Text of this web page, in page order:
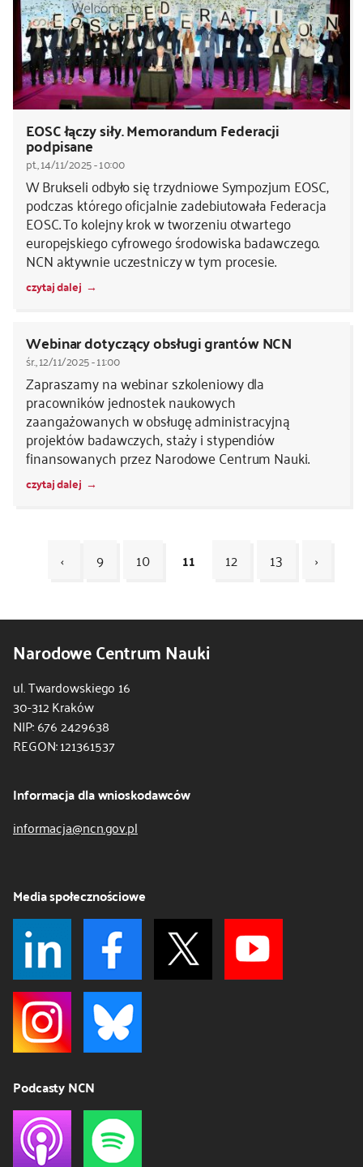
EOSC łączy siły. Memorandum Federacji
podpisane
pt., 14/11/2025 - 10:00
W Brukseli odbyło się trzydniowe Sympozjum EOSC,
podczas którego oficjalnie zadebiutowała Federacja
EOSC. To kolejny krok w tworzeniu otwartego
europejskiego cyfrowego środowiska badawczego.
NCN aktywnie uczestniczy w tym procesie.
czytaj dalej
Webinar dotyczący obsługi grantów NCN
śr., 12/11/2025 - 11:00
Zapraszamy na webinar szkoleniowy dla
pracowników jednostek naukowych
zaangażowanych w obsługę administracyjną
projektów badawczych, staży i stypendiów
finansowanych przez Narodowe Centrum Nauki.
czytaj dalej
‹ 9 10 11 12 13
›
iNarodowe Centrum Nauki
ul. Twardowskiego 16
30-312 Kraków
NIP: 676 2429638
REGON: 121361537
Informacja dla wnioskodawców
informacja@ncn.gov.pl
Media społecznościowe
Podcasty NCN